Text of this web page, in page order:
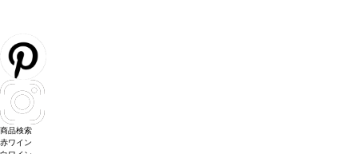
商品検索
赤ワイン